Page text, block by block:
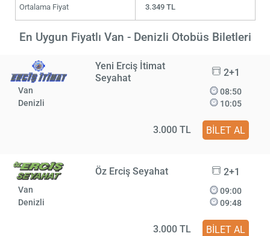
Ortalama Fiyat 3.349 TL
En Uygun Fiyatlı Van - Denizli Otobüs Biletleri
Yeni Erciş İtimat
Seyahat
2+1
Van
Denizli
08:50
10:05
3.000 TL BİLET AL
Öz Erciş Seyahat 2+1
Van
Denizli
09:00
09:48
3.000 TL BİLET AL